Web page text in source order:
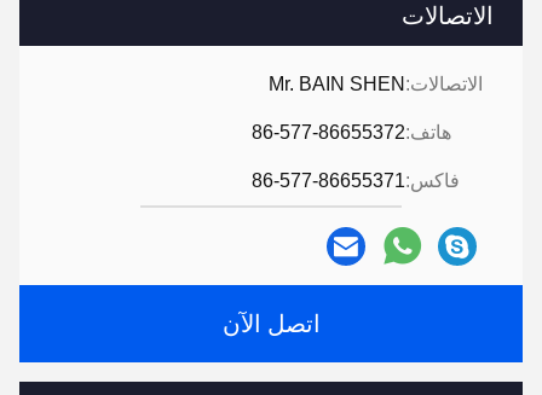
الاتصالات
الاتصالات: Mr. BAIN SHEN
هاتف:86-577-86655372
فاكس:86-577-86655371
اتصل الآن